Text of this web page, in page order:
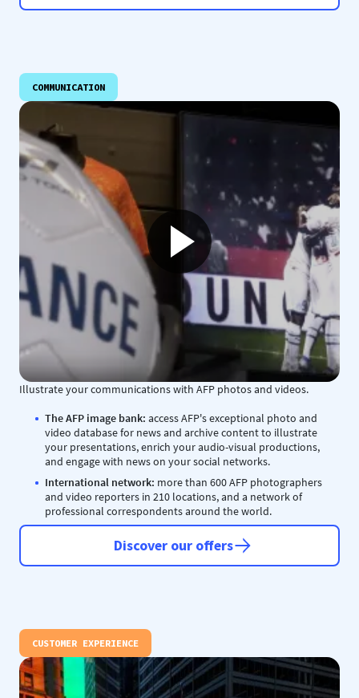
COMMUNICATION
Illustrate your communications with AFP photos and videos.
The AFP image bank: access AFP's exceptional photo and
video database for news and archive content to illustrate
your presentations, enrich your audio-visual productions,
and engage with news on your social networks.
International network: more than 600 AFP photographers
and video reporters in 210 locations, and a network of
professional correspondents around the world.
Discover our offers
CUSTOMER EXPERIENCE